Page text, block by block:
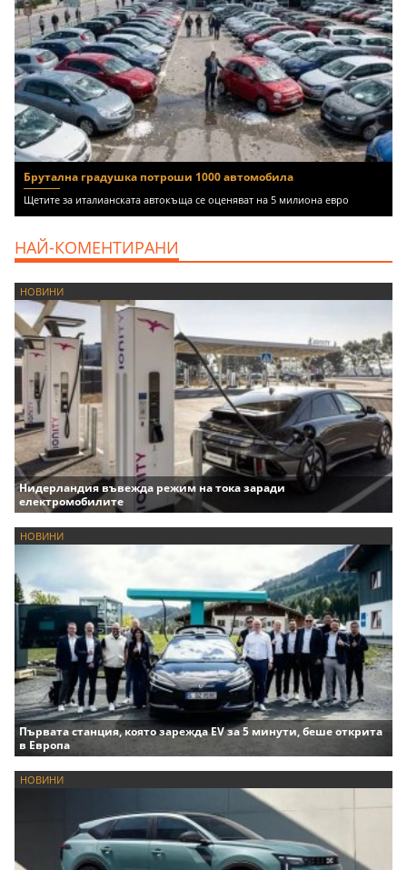
Брутална градушка потроши 1000 автомобила
Щетите за италианската автокъща се оценяват на 5 милиона евро
НАЙ-КОМЕНТИРАНИ
НОВИНИ
Нидерландия въвежда режим на тока заради
електромобилите
НОВИНИ
Първата станция, която зарежда EV за 5 минути, беше открита
в Европа
НОВИНИ